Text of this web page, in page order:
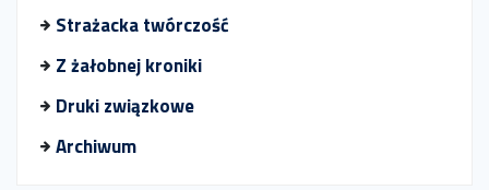
Strażacka twórczość
Z żałobnej kroniki
Druki związkowe
Archiwum